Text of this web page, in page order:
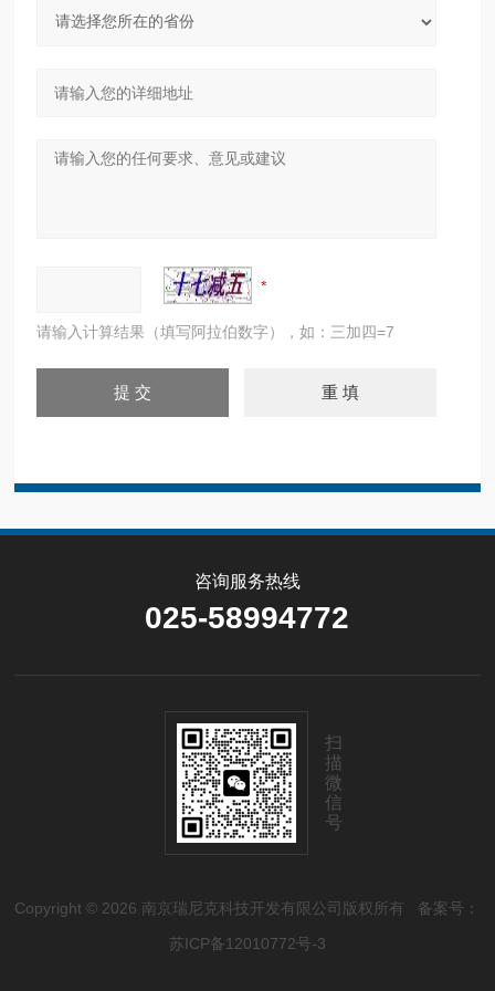
请输入计算结果（填写阿拉伯数字），如：三加四=7
咨询服务热线
025-58994772
扫
描
微
信
号
Copyright © 2026 南京瑞尼克科技开发有限公司版权所有 备案号：
苏ICP备12010772号-3